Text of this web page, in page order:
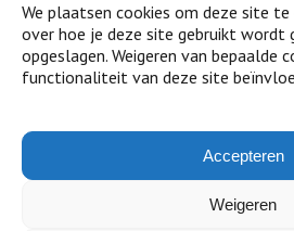
We plaatsen cookies om deze site
over hoe je deze site gebruikt wordt
opgeslagen. Weigeren van bepaalde
functionaliteit van deze site
Accepteren
Weigeren
NIEUWSBRIEF
STEUN ONS